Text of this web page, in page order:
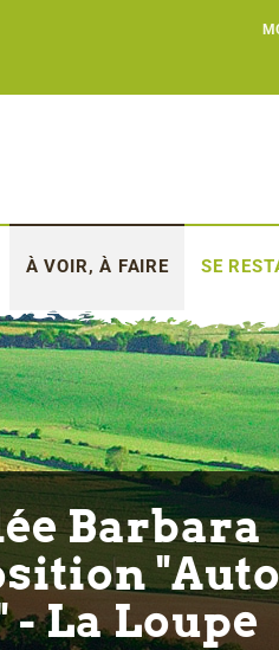
À VOIR, À FAIRE SE
Barbara
La Loupe